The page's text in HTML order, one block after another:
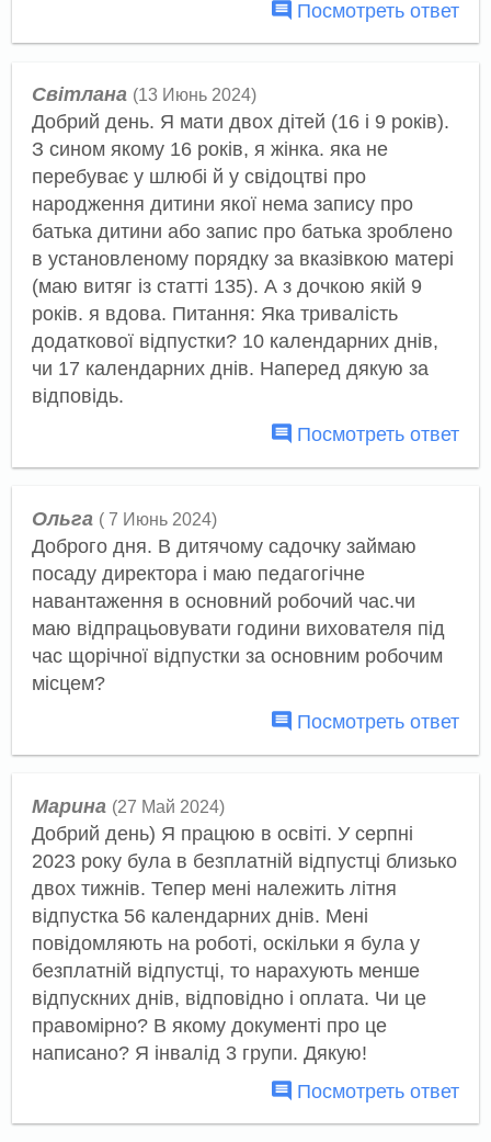
Посмотреть ответ
Світлана (13 Июнь 2024)
Добрий день. Я мати двох дітей (16 і 9 років).
З сином якому 16 років, я жінка. яка не
перебуває у шлюбі й у свідоцтві про
народження дитини якої нема запису про
батька дитини або запис про батька зроблено
в установленому порядку за вказівкою матері
(маю витяг із статті 135). А з дочкою якій 9
років. я вдова. Питання: Яка тривалість
додаткової відпустки? 10 календарних днів,
чи 17 календарних днів. Наперед дякую за
відповідь.
Посмотреть ответ
Ольга ( 7 Июнь 2024)
Доброго дня. В дитячому садочку займаю
посаду директора і маю педагогічне
навантаження в основний робочий час.чи
маю відпрацьовувати години вихователя під
час щорічної відпустки за основним робочим
місцем?
Посмотреть ответ
Марина (27 Май 2024)
Добрий день) Я працюю в освіті. У серпні
2023 року була в безплатній відпустці близько
двох тижнів. Тепер мені належить літня
відпустка 56 календарних днів. Мені
повідомляють на роботі, оскільки я була у
безплатній відпустці, то нарахують менше
відпускних днів, відповідно і оплата. Чи це
правомірно? В якому документі про це
написано? Я інвалід 3 групи. Дякую!
Посмотреть ответ